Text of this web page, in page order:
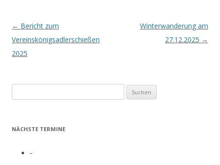
Beitrags-
Navigation
← Bericht zum
Vereinskönigsadlerschießen
2025
Winterwanderung am
27.12.2025 →
nach:
NÄCHSTE TERMINE
–